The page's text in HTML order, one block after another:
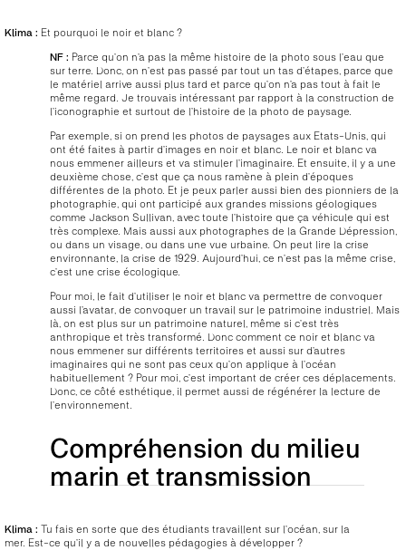
Klima : Et pourquoi le noir et blanc ?
NF : Parce qu’on n’a pas la même histoire de la photo sous l’eau que
sur terre. Donc, on n’est pas passé par tout un tas d’étapes, parce que
le matériel arrive aussi plus tard et parce qu’on n’a pas tout à fait le
même regard. Je trouvais intéressant par rapport à la construction de
l’iconographie et surtout de l’histoire de la photo de paysage.
Par exemple, si on prend les photos de paysages aux Etats-Unis, qui
ont été faites à partir d’images en noir et blanc. Le noir et blanc va
nous emmener ailleurs et va stimuler l’imaginaire. Et ensuite, il y a une
deuxième chose, c’est que ça nous ramène à plein d’époques
différentes de la photo. Et je peux parler aussi bien des pionniers de la
photographie, qui ont participé aux grandes missions géologiques
comme Jackson Sullivan, avec toute l’histoire que ça véhicule qui est
très complexe. Mais aussi aux photographes de la Grande Dépression,
ou dans un visage, ou dans une vue urbaine. On peut lire la crise
environnante, la crise de 1929. Aujourd’hui, ce n’est pas la même crise,
c’est une crise écologique.
Pour moi, le fait d’utiliser le noir et blanc va permettre de convoquer
aussi l’avatar, de convoquer un travail sur le patrimoine industriel. Mais
là, on est plus sur un patrimoine naturel, même si c’est très
anthropique et très transformé. Donc comment ce noir et blanc va
nous emmener sur différents territoires et aussi sur d’autres
imaginaires qui ne sont pas ceux qu’on applique à l’océan
habituellement ? Pour moi, c’est important de créer ces déplacements.
Donc, ce côté esthétique, il permet aussi de régénérer la lecture de
l’environnement.
Compréhension du milieu
marin et transmission
Klima : Tu fais en sorte que des étudiants travaillent sur l’océan, sur la
mer. Est-ce qu’il y a de nouvelles pédagogies à développer ?